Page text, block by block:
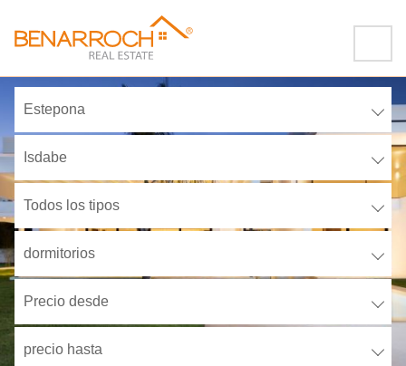
Estepona
Isdabe
Todos los tipos
dormitorios
Precio desde
precio hasta